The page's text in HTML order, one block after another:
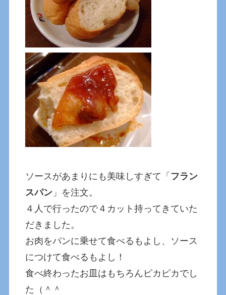
ソースがあまりにも美味しすぎて「 フラン
スパン 」を注文。
４人で行ったので４カット持ってきていた
だきました。
お肉をパンに乗せて食べるもよし、ソース
につけて食べるもよし！
食べ終わったお皿はもちろんピカピカでし
た（＾＾